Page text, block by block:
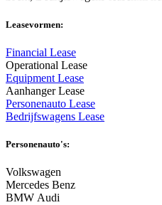
Leasevormen:
Financial Lease
Operational Lease
Equipment Lease
Aanhanger Lease
Personenauto Lease
Bedrijfswagens Lease
Personenauto's:
Volkswagen
Mercedes Benz
BMW Audi